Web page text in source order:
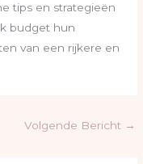
tips en strategieën
budget hun
van een rijkere en
Volgende Bericht →